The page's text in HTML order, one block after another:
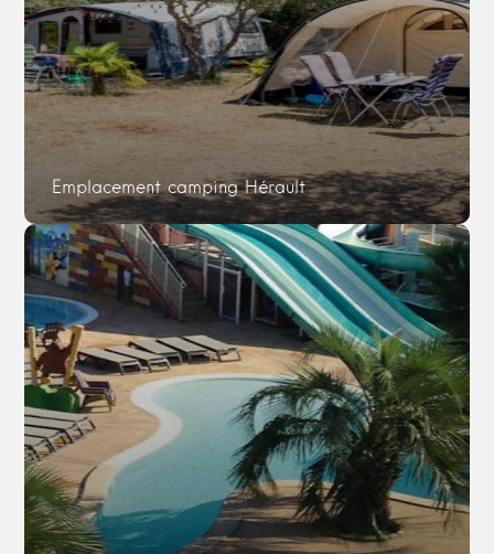
Emplacement camping Hérault